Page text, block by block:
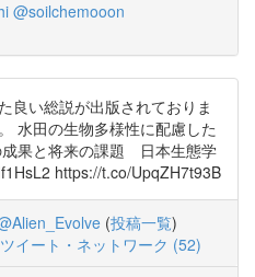
@soilchemooon
良い総説が出版されておりま
水田の生物多様性に配慮した
果と将来の課題 日本生態学
https://t.co/UpqZH7t93B
(投稿一覧)
イート・ネットワーク (52)